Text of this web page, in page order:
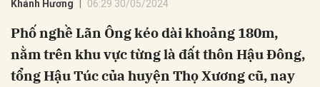
Khánh Hương 06:29 30/05/2024
Phố nghề Lãn Ông kéo dài khoảng 180m,
nằm trên khu vực từng là đất thôn Hậu Đông,
tổng Hậu Túc của huyện Thọ Xương cũ, nay
Hủy